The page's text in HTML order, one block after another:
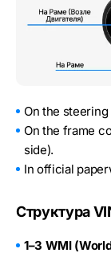
On the
On the frame
side).
In official
Структура
1–3 WMI